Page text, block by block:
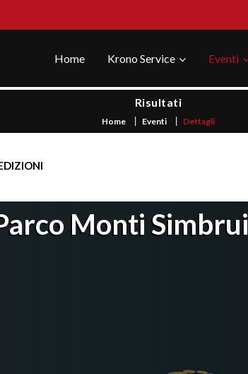
Home Krono Service Eventi
Risultati
Home Eventi Dettagli
Monti